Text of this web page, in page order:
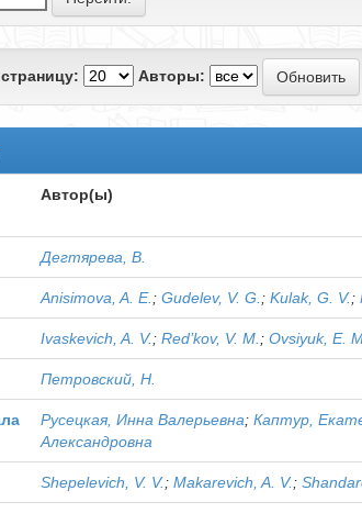
Авторы:
Автор(ы)
Дегтярева, В.
Anisimova, A. E. ; Gudelev, V. G. ; Kulak, G. V.;
Ivaskevich, A. V.; Red’kov, V. M. ; Ovsiyuk, E.
Петровский, Н.
Русецкая, Инна Валерьевна; Каптур,
Александровна
Shepelevich, V. V.; Makarevich, A. V.;